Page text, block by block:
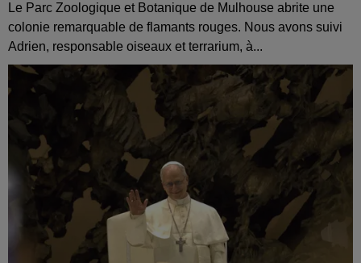
Le Parc Zoologique et Botanique de Mulhouse abrite une
colonie remarquable de flamants rouges. Nous avons suivi
Adrien, responsable oiseaux et terrarium, à...